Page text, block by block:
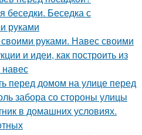
беседки. Беседка с
руками
руками. Навес своими
и идеи, как построить из
перед домом на улице перед
забора со стороны улицы
в домашних условиях.